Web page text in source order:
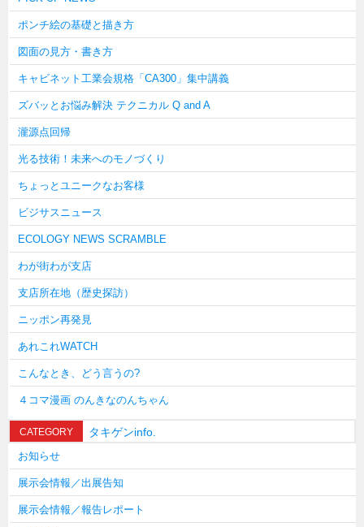
ポンチ絵の基礎と描き方
図面の見方・書き方
キャビネット工業会規格「CA300」集中講義
ズバッとお悩み解決 テクニカル Q and A
瀧源点回帰
光る技術！未来へのモノづくり
ちょっとユニークなお客様
ビジサスニュース
ECOLOGY NEWS SCRAMBLE
わが街わが支店
支店所在地（歴史探訪）
ニッポン再発見
あれこれWATCH
こんなとき、どう言うの?
４コマ漫画 のんきなのんちゃん
CATEGORY タキゲンinfo.
お知らせ
展示会情報／出展告知
展示会情報／報告レポート